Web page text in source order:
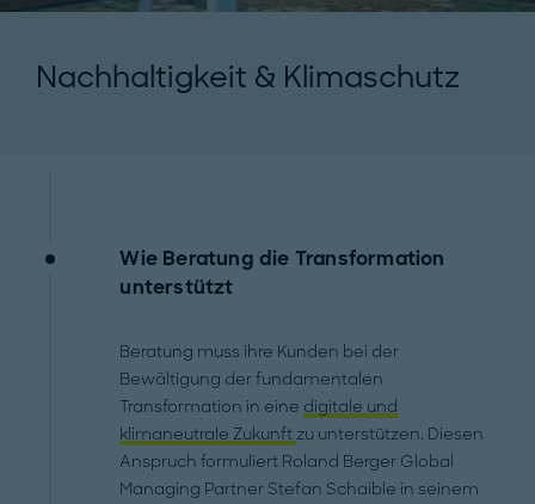
Nachhaltigkeit & Klimaschutz
Wie Beratung die Transformation
unterstützt
Beratung muss ihre Kunden bei der
Bewältigung der fundamentalen
Transformation in eine digitale und
klimaneutrale Zukunft zu unterstützen. Diesen
Anspruch formuliert Roland Berger Global
Managing Partner Stefan Schaible in seinem